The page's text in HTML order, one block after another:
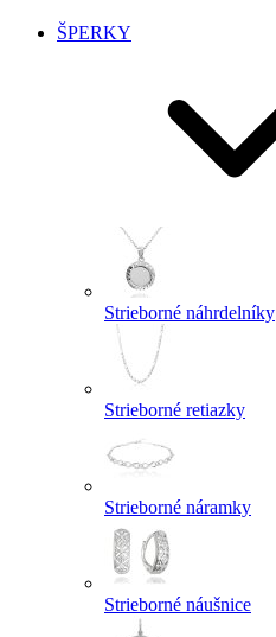
ŠPERKY
Strieborné náhrdelníky
Strieborné retiazky
Strieborné náramky
Strieborné náušnice